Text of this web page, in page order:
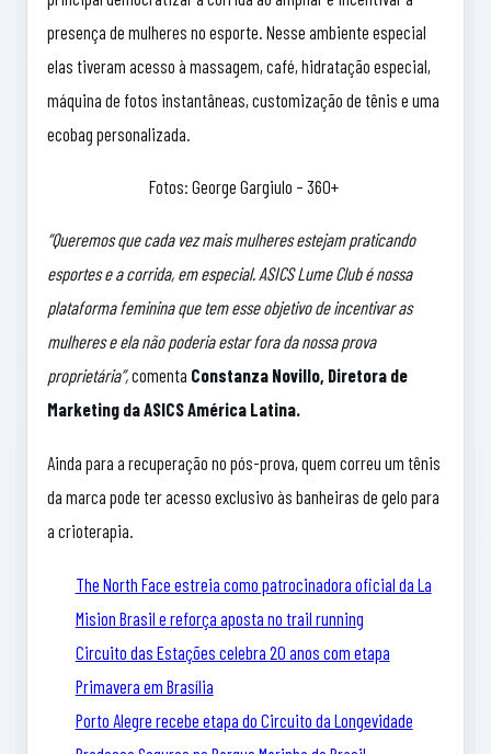
presença de mulheres no esporte. Nesse ambiente especial
elas tiveram acesso à massagem, café, hidratação especial,
máquina de fotos instantâneas, customização de tênis e uma
ecobag personalizada.
Fotos: George Gargiulo – 360+
“Queremos que cada vez mais mulheres estejam praticando
esportes e a corrida, em especial. ASICS Lume Club é nossa
plataforma feminina que tem esse objetivo de incentivar as
mulheres e ela não poderia estar fora da nossa prova
proprietária”,comenta Constanza Novillo, Diretora de
Marketing da ASICS América Latina.
Ainda para a recuperação no pós-prova, quem correu um tênis
da marca pode ter acesso exclusivo às banheiras de gelo para
a crioterapia.
The North Face estreia como patrocinadora oficial da La
Mision Brasil e reforça aposta no trail running
Circuito das Estações celebra 20 anos com etapa
Primavera em Brasília
Porto Alegre recebe etapa do Circuito da Longevidade